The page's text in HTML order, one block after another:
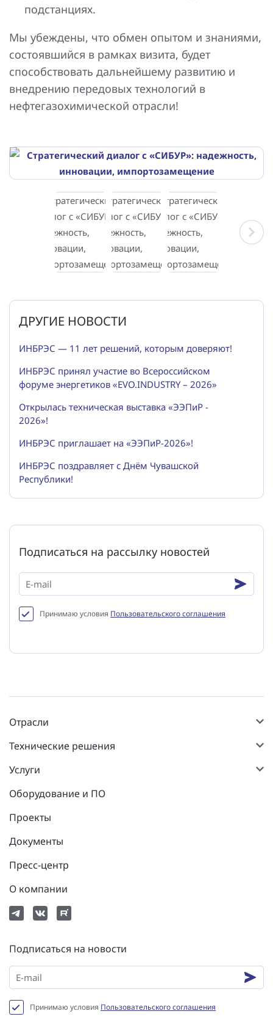
подстанциях.
Мы убеждены, что обмен опытом и знаниями,
состоявшийся в рамках визита, будет
способствовать дальнейшему развитию и
внедрению передовых технологий в
нефтегазохимической отрасли!
ДРУГИЕ НОВОСТИ
ИНБРЭС — 11 лет решений, которым доверяют!
ИНБРЭС принял участие во Всероссийском
форуме энергетиков «EVO.INDUSTRY – 2026»
Открылась техническая выставка «ЭЭПиР -
2026»!
ИНБРЭС приглашает на «ЭЭПиР-2026»!
ИНБРЭС поздравляет с Днём Чувашской
Республики!
Подписаться на рассылку новостей
Принимаю условия Пользовательского соглашения
Отрасли
Технические решения
Услуги
Оборудование и ПО
Проекты
Документы
Пресс-центр
О компании
Подписаться на новости
Принимаю условия Пользовательского соглашения